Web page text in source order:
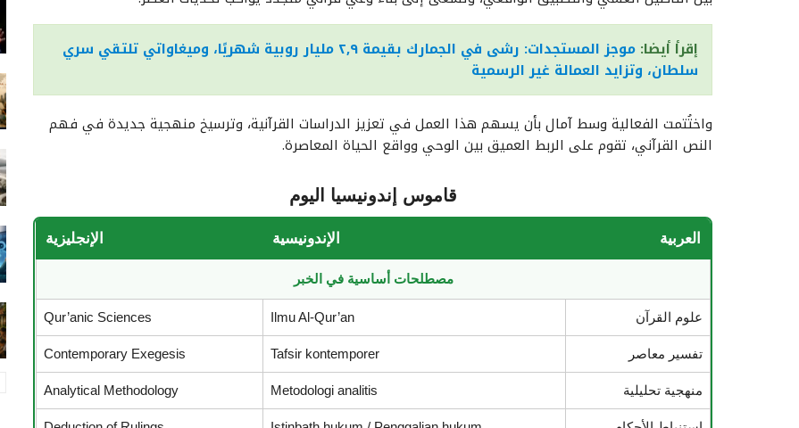
إقرأ أيضا:
موجز المستجدات: رشى في الجمارك بقيمة ٢,٩ مليار روبية شهريًا، وميغاواتي تلتقي سري
سلطان، وتزايد العمالة غير الرسمية
واختُتمت الفعالية وسط آمال بأن يسهم هذا العمل في تعزيز الدراسات القرآنية، وترسيخ منهجية جديدة في فهم
النص القرآني، تقوم على الربط العميق بين الوحي وواقع الحياة المعاصرة.
قاموس إندونيسيا اليوم
العربية الإندونيسية الإنجليزية
مصطلحات أساسية في الخبر
علوم القرآن Ilmu Al-Qur’an
Qur’anic Sciences
تفسير معاصر Tafsir kontemporer
Contemporary Exegesis
منهجية تحليلية Metodologi analitis
Analytical Methodology